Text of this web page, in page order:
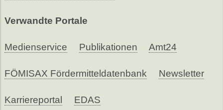
Verwandte Portale
Medienservice Publikationen Amt24
FÖMISAX Fördermitteldatenbank Newsletter
Karriereportal EDAS